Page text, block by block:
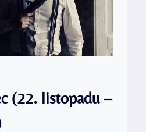
(22. listopadu –